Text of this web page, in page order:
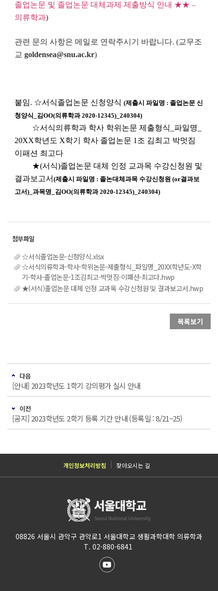
졸업논문 및 졸업논문 대체과제 제출방식 안내 ★★ –
의류학과)
관련 문의 사항은 메일로 연락주시기 바랍니다. (교무조
교 goldensea@snu.ac.kr)
붙임. ☆서식졸업논문 신청양식 (제출시 파일명 : 졸업논문 신
청양식_김OO(의류학과 2020-12345)_240304)
☆서식의류학과 학사 학위논문 제출형식_파일명_
20XX학년도 X학기 학사 졸업논문 1조 김최고 박멋짐
이패션 최고다
★(서식)졸업논문 대체 인정 교과목 수강신청원 및
결과보고서 (제출시 파일명 : 졸논대체과목 수강신청원 (or결과보
고서)_과목명_김OO(의류학과 2020-12345)_240304)
☆서식졸업논문-신청양식.xlsx
☆서식의류학과-학사-학위논문-제출형식_파일명_20XX학년도-X학
기-학사-졸업논문-1조김최고-박멋짐-이패션-최고다.hwp
★(서식)졸업논문 대체 인정 교과목 수강신청원 및 결과보고서.hwp
목록보기
다음
[안내] 2023학년도 1학기 강의평가 실시 안내
이전
[공지] 2023학년도 2학기 등록 기간 안내 (등록일 : 8/21~25)
개인정보처리방침 찾아오시는 길
08826 서울시 관악구 관악로1 서울대학교 생활과학대학 의류학과
T. 02-880-6841